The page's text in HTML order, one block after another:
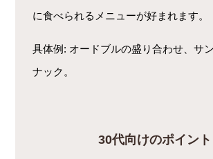
に食べられるメニューが好まれます。
具体例: オードブルの盛り合わせ、サ
ナック。
30代向けのポイント